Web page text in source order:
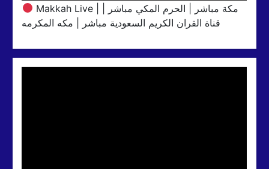
Makkah Live | مكة مباشر | الحرم المكي مباشر |
قناة القران الكريم السعودية مباشر | مكه المكرمه